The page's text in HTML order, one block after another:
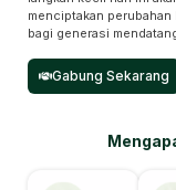
menciptakan perubahan
bagi generasi
Gabung Sekarang